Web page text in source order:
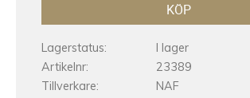
KÖP
Lagerstatus
I lager
Artikelnr
23389
Tillverkare
NAF